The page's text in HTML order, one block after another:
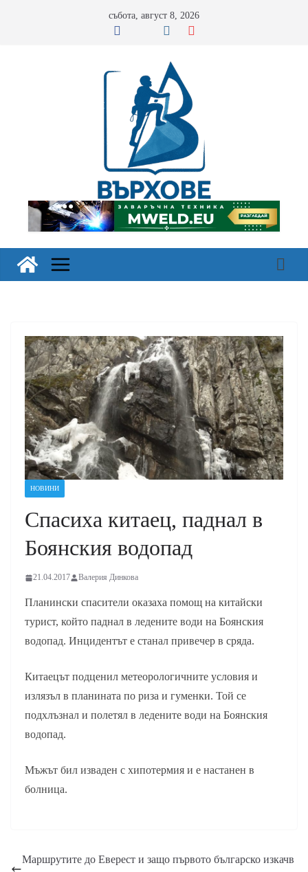
събота, август 8, 2026
НОВИНИ
Спасиха китаец, паднал в
Боянския водопад
21.04.2017 Валерия Динкова
Планински спасители оказаха помощ на китайски
турист, който паднал в ледените води на Боянския
водопад. Инцидентът е станал привечер в сряда.
Китаецът подценил метеорологичните условия и
излязъл в планината по риза и гуменки. Той се
подхлъзнал и полетял в ледените води на Боянския
водопад.
Мъжът бил изваден с хипотермия и е настанен в
болница.
Маршрутите до Еверест и защо първото българско изкачв